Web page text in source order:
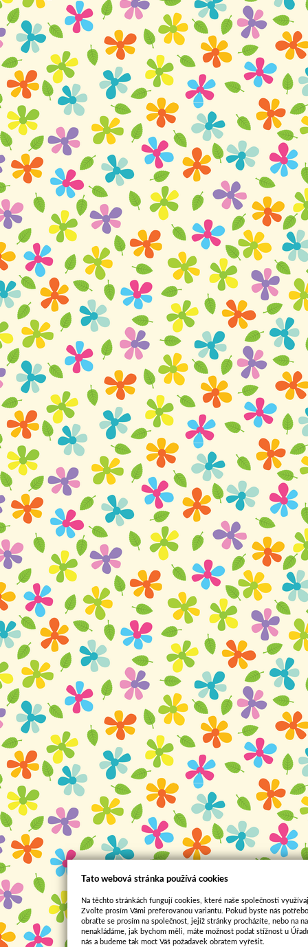
Tato webová stránka používá cookies
Na těchto stránkách fungují cookies, které naše společnosti
Zvolte prosím Vámi preferovanou variantu. Pokud byste nás
obraťte se prosím na společnost, jejíž stránky procházíte, nebo na
nenakládáme, jak bychom měli, máte možnost podat stížnost u
nás a budeme tak moct Váš požadavek obratem vyřešit.